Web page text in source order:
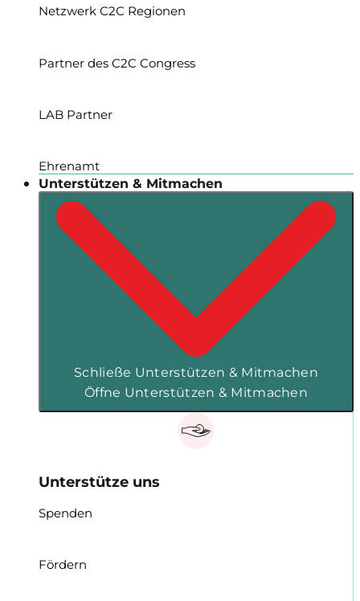
Netzwerk C2C Regionen
Partner des C2C Congress
LAB Partner
Ehrenamt
Unterstützen & Mitmachen
Schließe Unterstützen & Mitmachen
Öffne Unterstützen & Mitmachen
Unterstütze uns
Spenden
Fördern